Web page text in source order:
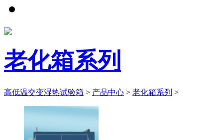
老化箱系列
高低温交变湿热试验箱 > 产品中心 > 老化箱系列 >